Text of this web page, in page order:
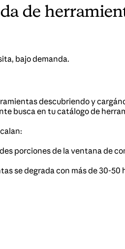
de
bajo demanda.
descubriendo y
busca en tu catálogo de
porciones de la ventana de
se degrada con más de 30-50